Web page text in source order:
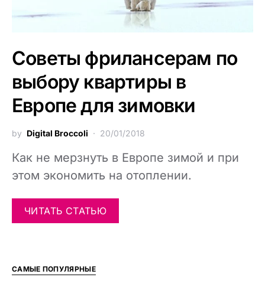
Советы фрилансерам по
выбору квартиры в
Европе для зимовки
by Digital Broccoli 20/01/2018
Как не мерзнуть в Европе зимой и при
этом экономить на отоплении.
ЧИТАТЬ СТАТЬЮ
САМЫЕ ПОПУЛЯРНЫЕ